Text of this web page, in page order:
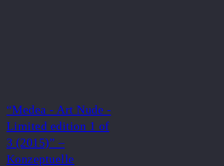
“Medea - Art Nude -
Limited edition 1 of
3 (2015)” –
Konzeptuelle